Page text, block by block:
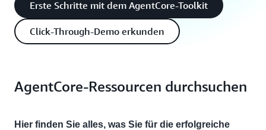
Erste Schritte mit dem AgentCore-Toolkit
Click-Through-Demo erkunden
AgentCore-Ressourcen durchsuchen
Hier finden Sie alles, was Sie für die erfolgreiche